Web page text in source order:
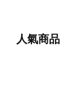
人氣商品